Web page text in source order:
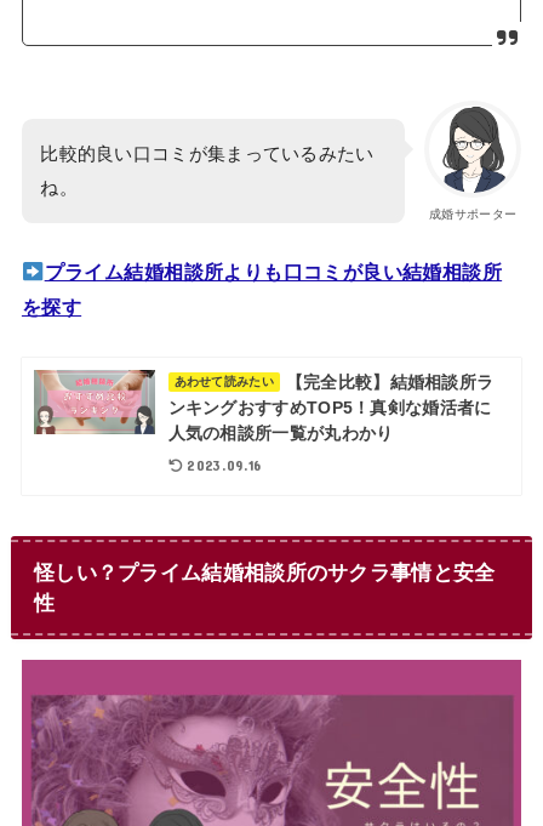
成婚サポーター
比較的良い口コミが集まっているみたい
ね。
プライム結婚相談所よりも口コミが良い結婚相談所
を探す
あわせて読みたい
【完全比較】結婚相談所ラ
ンキングおすすめTOP5！真剣な婚活者に
人気の相談所一覧が丸わかり
2023.09.16
怪しい？プライム結婚相談所のサクラ事情と安全
性